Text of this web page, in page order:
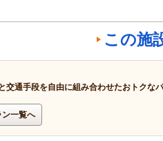
この施
交通手段を自由に組み合わせたおトクな
ン一覧へ